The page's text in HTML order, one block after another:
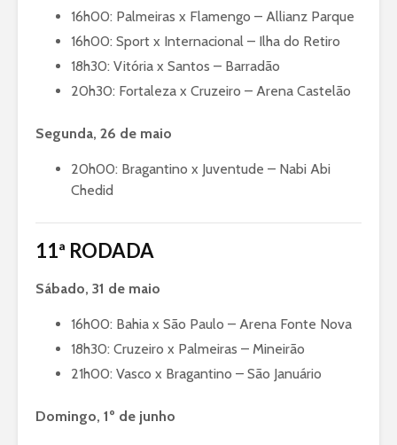
16h00: Palmeiras x Flamengo – Allianz Parque
16h00: Sport x Internacional – Ilha do Retiro
18h30: Vitória x Santos – Barradão
20h30: Fortaleza x Cruzeiro – Arena Castelão
Segunda, 26 de maio
20h00: Bragantino x Juventude – Nabi Abi
Chedid
11ª RODADA
Sábado, 31 de maio
16h00: Bahia x São Paulo – Arena Fonte Nova
18h30: Cruzeiro x Palmeiras – Mineirão
21h00: Vasco x Bragantino – São Januário
Domingo, 1º de junho